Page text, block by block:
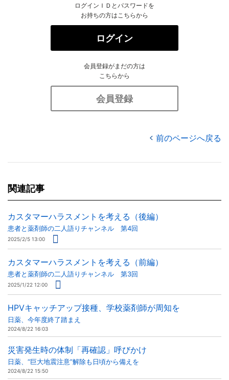
ログインＩＤとパスワードを
お持ちの方はこちらから
ログイン
会員登録がまだの方は
こちらから
会員登録
前のページへ戻る
関連記事
カスタマーハラスメントを考える（後編）
患者と薬剤師の二人語りチャンネル 第4回
2025/2/5 13:00
カスタマーハラスメントを考える（前編）
患者と薬剤師の二人語りチャンネル 第3回
2025/1/22 12:00
HPVキャッチアップ接種、学校薬剤師が周知を
日薬、今年度終了踏まえ
2024/8/22 16:03
災害発生時の体制「再確認」呼びかけ
日薬、“巨大地震注意”解除も日頃から備えを
2024/8/22 15:50